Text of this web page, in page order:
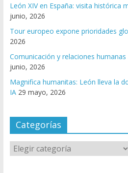
León XIV en España: visita histórica
junio, 2026
Tour europeo expone prioridades
2026
Comunicación y relaciones
junio, 2026
Magnifica humanitas: León lleva la
IA 29 mayo, 2026
Categorías